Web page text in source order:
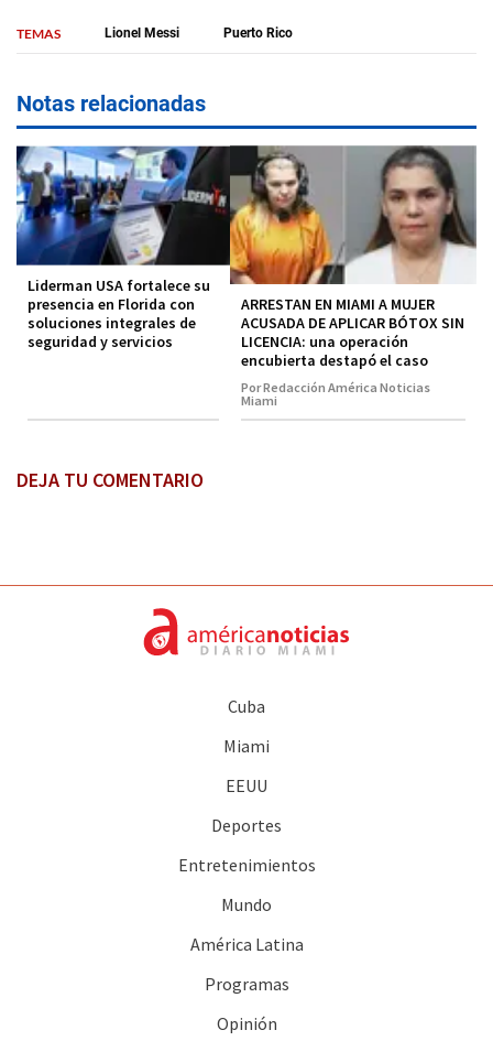
TEMAS Lionel Messi Puerto Rico
Notas relacionadas
Liderman USA fortalece su
presencia en Florida con
soluciones integrales de
seguridad y servicios
ARRESTAN EN MIAMI A MUJER
ACUSADA DE APLICAR BÓTOX SIN
LICENCIA: una operación
encubierta destapó el caso
Por Redacción América Noticias
Miami
DEJA TU COMENTARIO
Cuba
Miami
EEUU
Deportes
Entretenimientos
Mundo
América Latina
Programas
Opinión